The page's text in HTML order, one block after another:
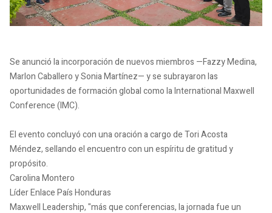
Se anunció la incorporación de nuevos miembros —Fazzy Medina,
Marlon Caballero y Sonia Martínez— y se subrayaron las
oportunidades de formación global como la International Maxwell
Conference (IMC).
El evento concluyó con una oración a cargo de Tori Acosta
Méndez, sellando el encuentro con un espíritu de gratitud y
propósito.
Carolina Montero
Líder Enlace País Honduras
Maxwell Leadership, "más que conferencias, la jornada fue un